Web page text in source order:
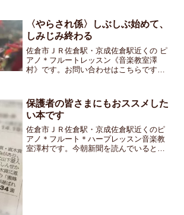
〈やらされ係〉しぶしぶ始めて、
しみじみ終わる
佐倉市ＪＲ佐倉駅・京成佐倉駅近くの ピ
アノ＊フルートレッスン《音楽教室澤
村》です。お問い合わせはこちらです小
つものテキストに戻ってきました10月
頃、中学生の伴奏者さ...
保護者の皆さまにもおススメした
い本です
佐倉市ＪＲ佐倉駅・京成佐倉駅近くのピ
アノ＊フルート＊ハープレッスン音楽教
室澤村です。今朝新聞を読んでいると、